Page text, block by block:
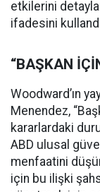
etkilerini
ifadesini
“BAŞKAN
Woodward’ın
Menendez,
kararlardaki
ABD ulusal
menfaatini
için bu ilişki